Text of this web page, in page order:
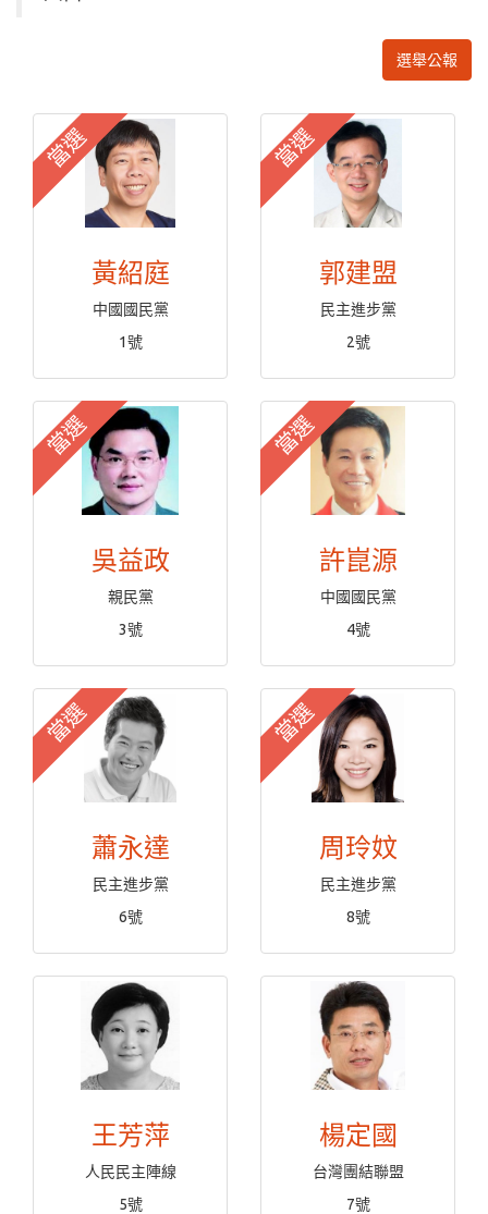
選舉公報
當選
黃紹庭
中國國民黨
1號
當選
郭建盟
民主進步黨
2號
當選
吳益政
親民黨
3號
當選
許崑源
中國國民黨
4號
當選
蕭永達
民主進步黨
6號
當選
周玲妏
民主進步黨
8號
王芳萍
人民民主陣線
5號
楊定國
台灣團結聯盟
7號